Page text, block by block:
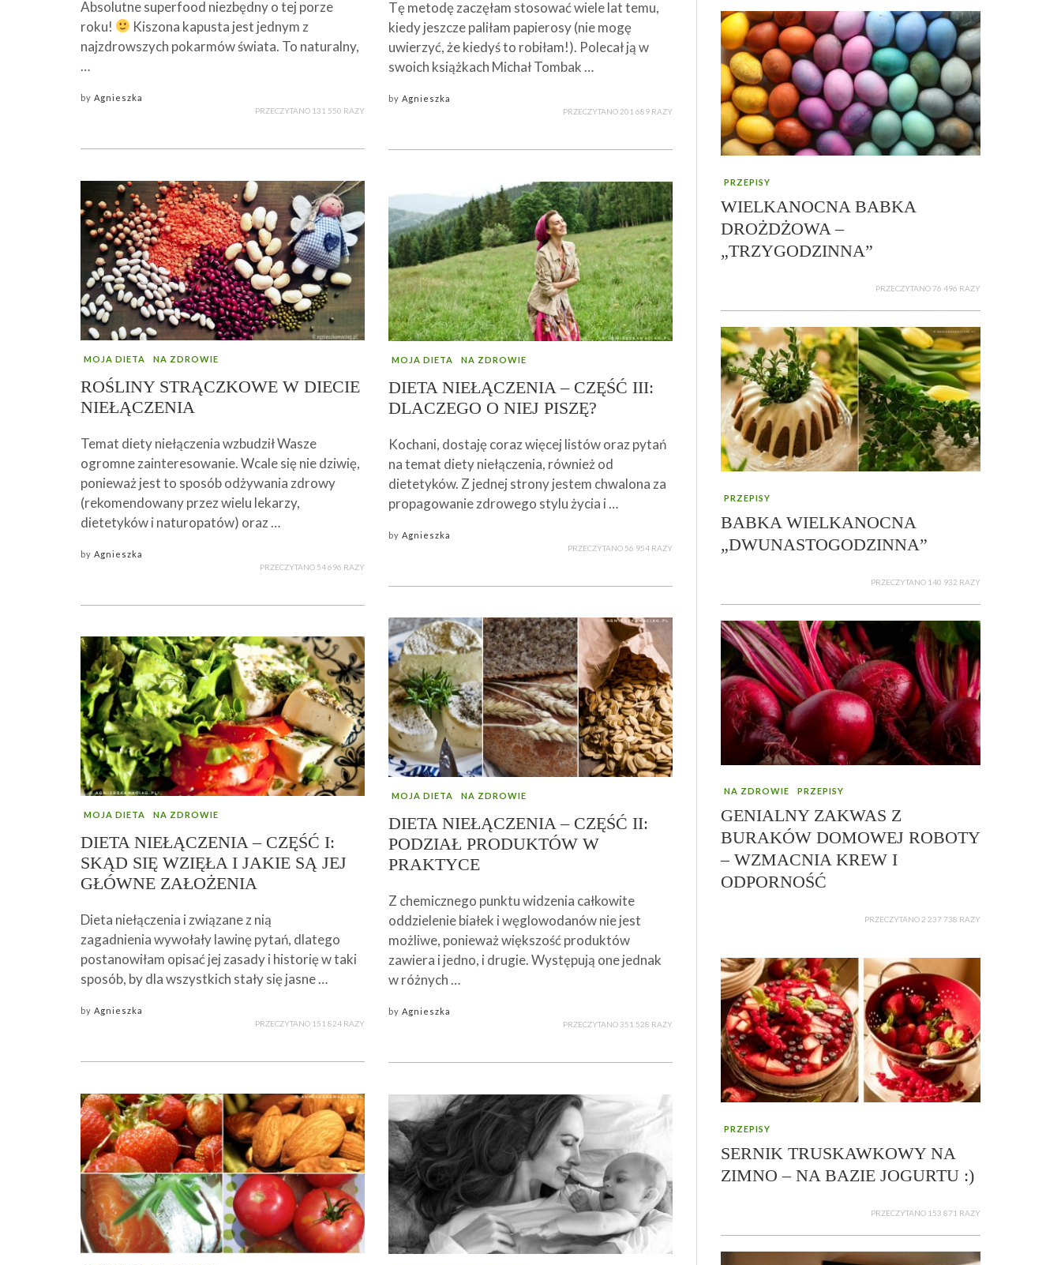
Absolutne superfood niezbędny o tej porze
roku!
Kiszona kapusta jest jednym z
najzdrowszych pokarmów świata. To naturalny,
…
by Agnieszka
PRZECZYTANO 131 550 RAZY
Tę metodę zaczęłam stosować wiele lat temu,
kiedy jeszcze paliłam papierosy (nie mogę
uwierzyć, że kiedyś to robiłam!). Polecał ją w
swoich książkach Michał Tombak …
by Agnieszka
PRZECZYTANO 201 689 RAZY
MOJA DIETA NA ZDROWIE
ROŚLINY STRĄCZKOWE W DIECIE
NIEŁĄCZENIA
Temat diety niełączenia wzbudził Wasze
ogromne zainteresowanie. Wcale się nie dziwię,
ponieważ jest to sposób odżywania zdrowy
(rekomendowany przez wielu lekarzy,
dietetyków i naturopatów) oraz …
by Agnieszka
PRZECZYTANO 54 696 RAZY
MOJA DIETA NA ZDROWIE
DIETA NIEŁĄCZENIA – CZĘŚĆ III:
DLACZEGO O NIEJ PISZĘ?
Kochani, dostaję coraz więcej listów oraz pytań
na temat diety niełączenia, również od
dietetyków. Z jednej strony jestem chwalona za
propagowanie zdrowego stylu życia i …
by Agnieszka
PRZECZYTANO 56 954 RAZY
MOJA DIETA NA ZDROWIE
DIETA NIEŁĄCZENIA – CZĘŚĆ II:
PODZIAŁ PRODUKTÓW W
PRAKTYCE
Z chemicznego punktu widzenia całkowite
oddzielenie białek i węglowodanów nie jest
możliwe, ponieważ większość produktów
zawiera i jedno, i drugie. Występują one jednak
w różnych …
by Agnieszka
PRZECZYTANO 351 528 RAZY
MOJA DIETA NA ZDROWIE
DIETA NIEŁĄCZENIA – CZĘŚĆ I:
SKĄD SIĘ WZIĘŁA I JAKIE SĄ JEJ
GŁÓWNE ZAŁOŻENIA
Dieta niełączenia i związane z nią
zagadnienia wywołały lawinę pytań, dlatego
postanowiłam opisać jej zasady i historię w taki
sposób, by dla wszystkich stały się jasne …
by Agnieszka
PRZECZYTANO 151 824 RAZY
PRZEPISY
WIELKANOCNA BABKA
DROŻDŻOWA –
„TRZYGODZINNA”
PRZECZYTANO 76 496 RAZY
PRZEPISY
BABKA WIELKANOCNA
„DWUNASTOGODZINNA”
PRZECZYTANO 140 932 RAZY
NA ZDROWIE PRZEPISY
GENIALNY ZAKWAS Z
BURAKÓW DOMOWEJ ROBOTY
– WZMACNIA KREW I
ODPORNOŚĆ
PRZECZYTANO 2 237 738 RAZY
PRZEPISY
SERNIK TRUSKAWKOWY NA
ZIMNO – NA BAZIE JOGURTU :)
PRZECZYTANO 153 871 RAZY